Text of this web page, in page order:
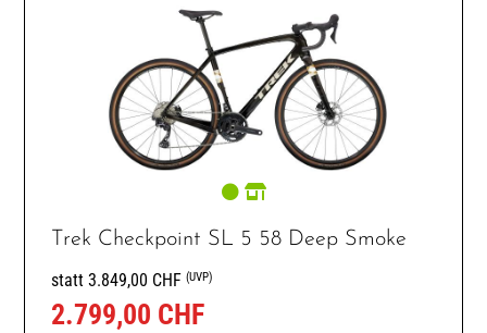
Trek Checkpoint SL 5 58 Deep Smoke
statt 3.849,00 CHF(UVP)
2.799,00 CHF